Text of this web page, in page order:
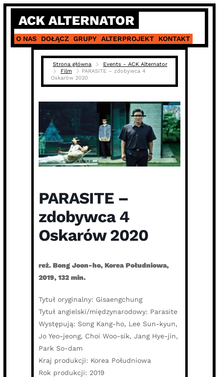
Skip
content
ACK ALTERNATOR
O NAS DOŁĄCZ GRUPY ALTERPROJEKT KONTAKT
Strona główna
Events - ACK Alternator
Film
PARASITE – zdobywca 4
Oskarów 2020
PARASITE –
zdobywca 4
Oskarów 2020
reż. Bong Joon-ho, Korea Południowa,
2019, 132 min.
Tytuł oryginalny: Gisaengchung
Tytuł angielski/międzynarodowy: Parasite
Występują: Song Kang-ho, Lee Sun-kyun,
Jo Yeo-jeong, Choi Woo-sik, Jang Hye-jin,
Park So-dam
Kraj produkcji: Korea Południowa
Rok produkcji: 2019